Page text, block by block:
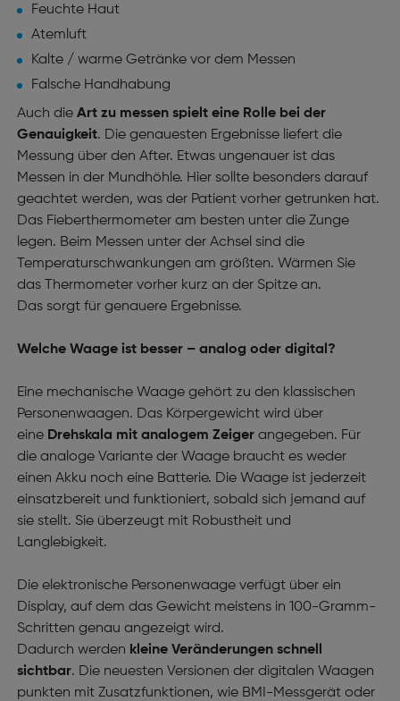
Feuchte Haut
Atemluft
Kalte / warme Getränke vor dem Messen
Falsche Handhabung
Auch die Art zu messen spielt eine Rolle bei der
Genauigkeit. Die genauesten Ergebnisse liefert die
Messung über den After. Etwas ungenauer ist das
Messen in der Mundhöhle. Hier sollte besonders darauf
geachtet werden, was der Patient vorher getrunken hat.
Das Fieberthermometer am besten unter die Zunge
legen. Beim Messen unter der Achsel sind die
Temperaturschwankungen am größten. Wärmen Sie
das Thermometer vorher kurz an der Spitze an.
Das sorgt für genauere Ergebnisse.
Welche Waage ist besser – analog oder digital?
Eine mechanische Waage gehört zu den klassischen
Personenwaagen. Das Körpergewicht wird über
eine Drehskala mit analogem Zeigerangegeben. Für
die analoge Variante der Waage braucht es weder
einen Akku noch eine Batterie. Die Waage ist jederzeit
einsatzbereit und funktioniert, sobald sich jemand auf
sie stellt. Sie überzeugt mit Robustheit und
Langlebigkeit.
Die elektronische Personenwaage verfügt über ein
Display, auf dem das Gewicht meistens in 100-Gramm-
Schritten genau angezeigt wird.
Dadurch werden kleine Veränderungen schnell
sichtbar. Die neuesten Versionen der digitalen Waagen
punkten mit Zusatzfunktionen, wie BMI-Messgerät oder